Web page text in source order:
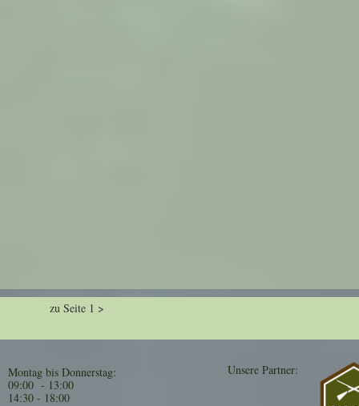
zu Seite 1 >
Montag bis Donnerstag:
09:00 - 13:00
14:30 - 18:00
Unsere Partner: